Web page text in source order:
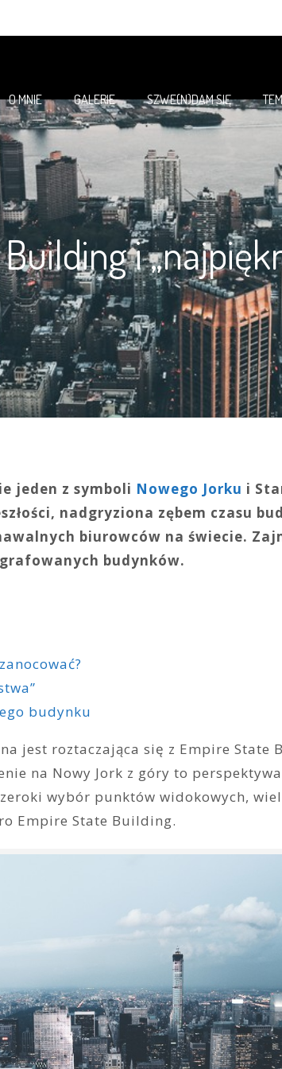
O MNIE GALERIE SZWE(N)DAM SIĘ
i
jeden z symboli Nowego Jorku i
nadgryziona zębem czasu
biurowców na świecie.
budynków.
budynku
jest roztaczająca się z Empire State
na Nowy Jork z góry to
wybór punktów widokowych,
Empire State Building.